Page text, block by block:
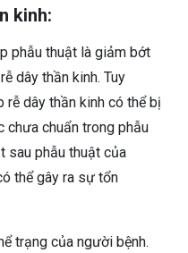
kinh:
phẫu thuật là giảm bớt
dây thần kinh. Tuy
dây thần kinh có thể bị
chuẩn trong phẫu
sau phẫu thuật của
thể gây ra sự tổn
trạng của người bệnh.